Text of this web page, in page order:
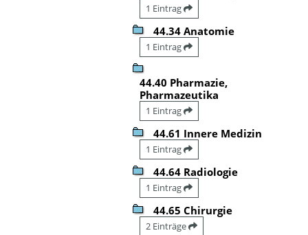
1 Eintrag
44.34 Anatomie
1 Eintrag
44.40 Pharmazie,
Pharmazeutika
1 Eintrag
44.61 Innere Medizin
1 Eintrag
44.64 Radiologie
1 Eintrag
44.65 Chirurgie
2 Einträge